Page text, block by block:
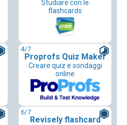
Studiare con le
flashcards
4/7
Proprofs Quiz Maker
Creare quiz e sondaggi
online
6/7
Revisely flashcard